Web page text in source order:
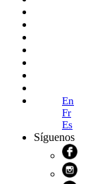
En
Fr
Es
Síguenos